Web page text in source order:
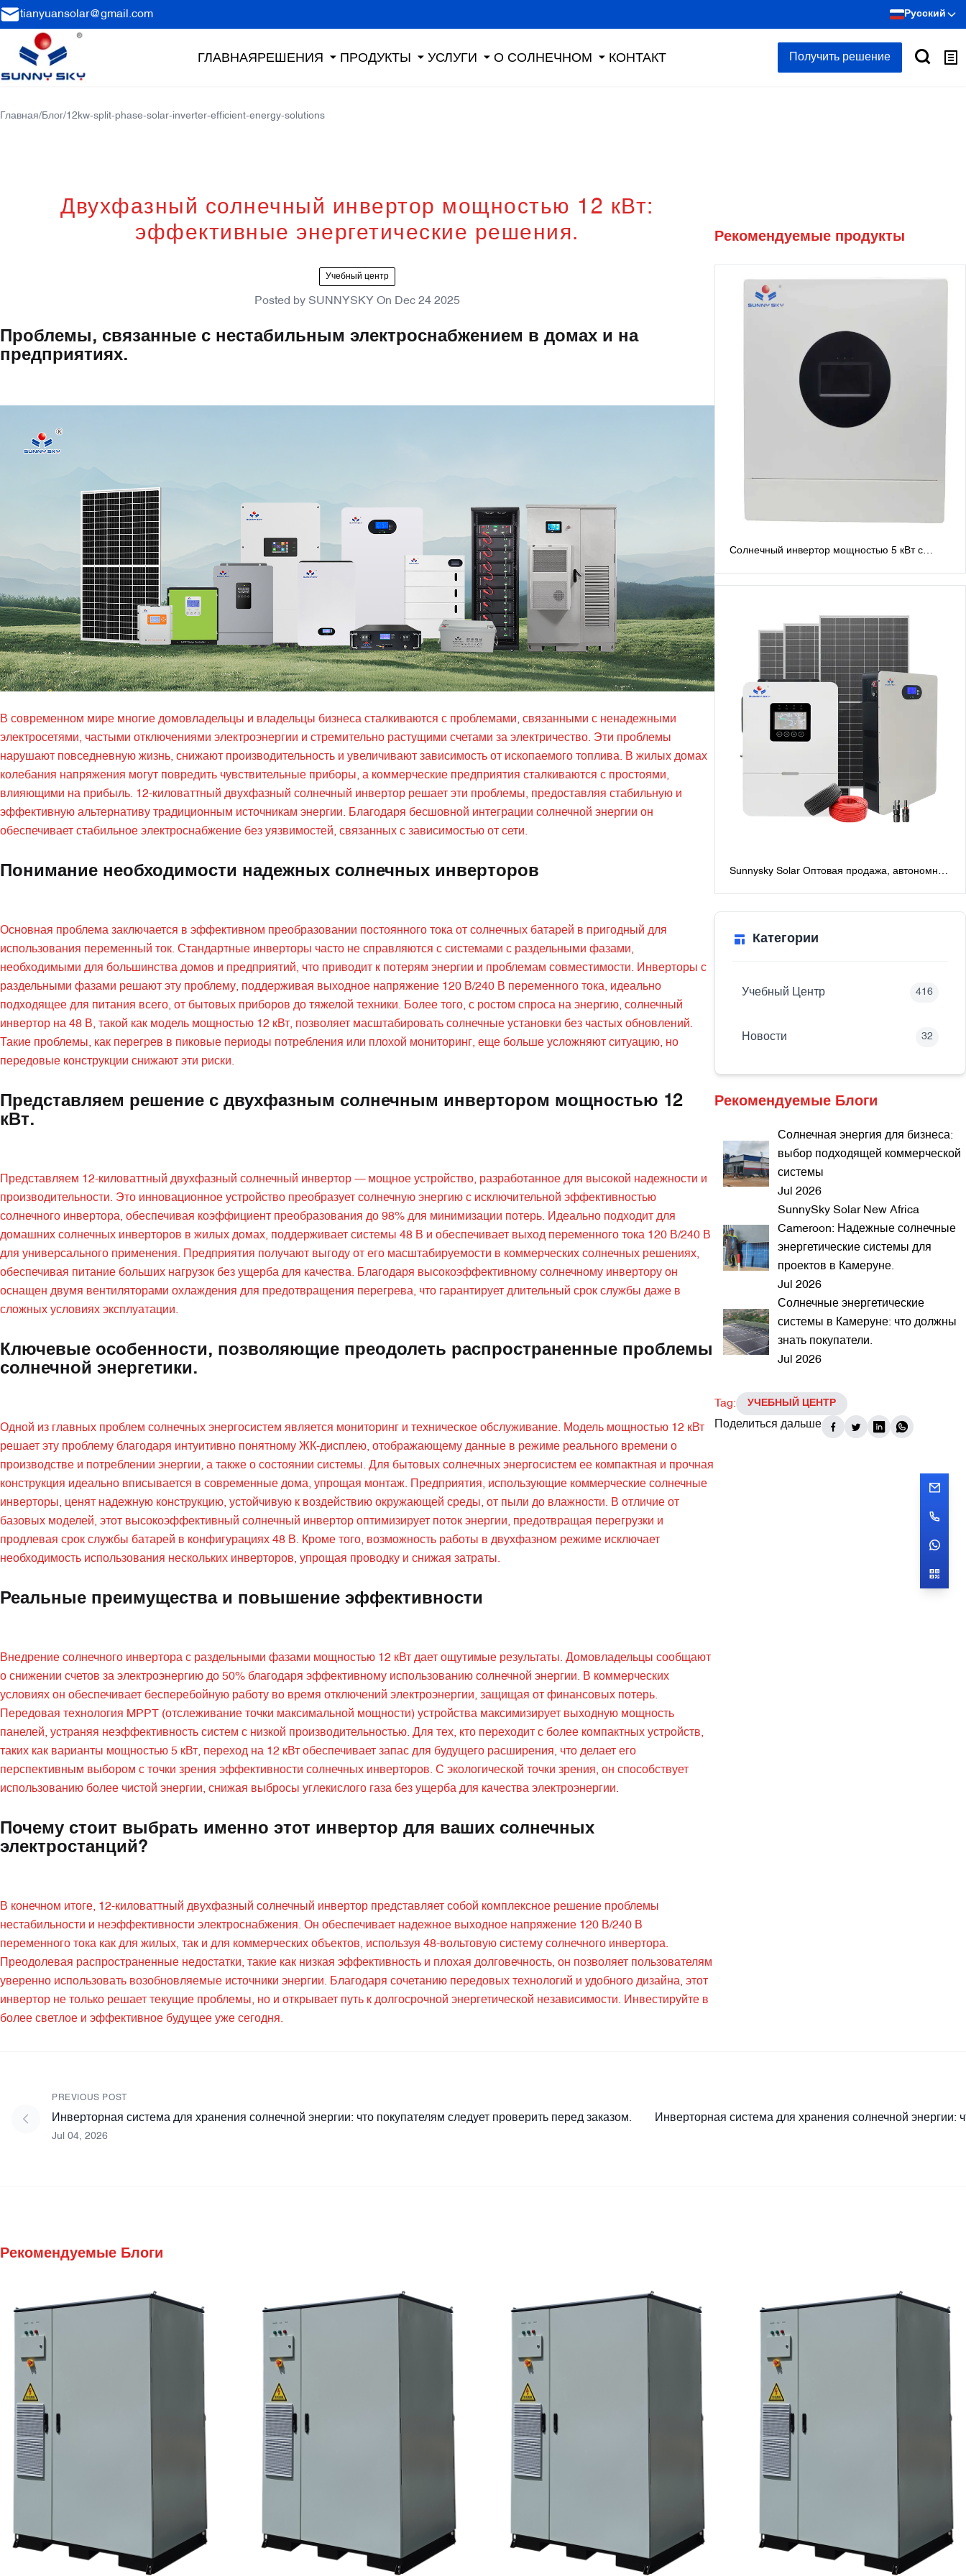
tianyuansolar@gmail.com Русский
ГЛАВНАЯРЕШЕНИЯ ПРОДУКТЫ УСЛУГИ О СОЛНЕЧНОМ КОНТАКТ Получить решение
Главная/Блог/12kw-split-phase-solar-inverter-efficient-energy-solutions
Двухфазный солнечный инвертор мощностью 12 кВт:
эффективные энергетические решения.
Учебный центр
Posted by SUNNYSKY On Dec 24 2025
Проблемы, связанные с нестабильным электроснабжением в домах и на
предприятиях.
В современном мире многие домовладельцы и владельцы бизнеса сталкиваются с проблемами, связанными с ненадежными
электросетями, частыми отключениями электроэнергии и стремительно растущими счетами за электричество. Эти проблемы
нарушают повседневную жизнь, снижают производительность и увеличивают зависимость от ископаемого топлива. В жилых домах
колебания напряжения могут повредить чувствительные приборы, а коммерческие предприятия сталкиваются с простоями,
влияющими на прибыль. 12-киловаттный двухфазный солнечный инвертор решает эти проблемы, предоставляя стабильную и
эффективную альтернативу традиционным источникам энергии. Благодаря бесшовной интеграции солнечной энергии он
обеспечивает стабильное электроснабжение без уязвимостей, связанных с зависимостью от сети.
Понимание необходимости надежных солнечных инверторов
Основная проблема заключается в эффективном преобразовании постоянного тока от солнечных батарей в пригодный для
использования переменный ток. Стандартные инверторы часто не справляются с системами с раздельными фазами,
необходимыми для большинства домов и предприятий, что приводит к потерям энергии и проблемам совместимости. Инверторы с
раздельными фазами решают эту проблему, поддерживая выходное напряжение 120 В/240 В переменного тока, идеально
подходящее для питания всего, от бытовых приборов до тяжелой техники. Более того, с ростом спроса на энергию, солнечный
инвертор на 48 В, такой как модель мощностью 12 кВт, позволяет масштабировать солнечные установки без частых обновлений.
Такие проблемы, как перегрев в пиковые периоды потребления или плохой мониторинг, еще больше усложняют ситуацию, но
передовые конструкции снижают эти риски.
Представляем решение с двухфазным солнечным инвертором мощностью 12
кВт.
Представляем 12-киловаттный двухфазный солнечный инвертор — мощное устройство, разработанное для высокой надежности и
производительности. Это инновационное устройство преобразует солнечную энергию с исключительной эффективностью
солнечного инвертора, обеспечивая коэффициент преобразования до 98% для минимизации потерь. Идеально подходит для
домашних солнечных инверторов в жилых домах, поддерживает системы 48 В и обеспечивает выход переменного тока 120 В/240 В
для универсального применения. Предприятия получают выгоду от его масштабируемости в коммерческих солнечных решениях,
обеспечивая питание больших нагрузок без ущерба для качества. Благодаря высокоэффективному солнечному инвертору он
оснащен двумя вентиляторами охлаждения для предотвращения перегрева, что гарантирует длительный срок службы даже в
сложных условиях эксплуатации.
Ключевые особенности, позволяющие преодолеть распространенные проблемы
солнечной энергетики.
Одной из главных проблем солнечных энергосистем является мониторинг и техническое обслуживание. Модель мощностью 12 кВт
решает эту проблему благодаря интуитивно понятному ЖК-дисплею, отображающему данные в режиме реального времени о
производстве и потреблении энергии, а также о состоянии системы. Для бытовых солнечных энергосистем ее компактная и прочная
конструкция идеально вписывается в современные дома, упрощая монтаж. Предприятия, использующие коммерческие солнечные
инверторы, ценят надежную конструкцию, устойчивую к воздействию окружающей среды, от пыли до влажности. В отличие от
базовых моделей, этот высокоэффективный солнечный инвертор оптимизирует поток энергии, предотвращая перегрузки и
продлевая срок службы батарей в конфигурациях 48 В. Кроме того, возможность работы в двухфазном режиме исключает
необходимость использования нескольких инверторов, упрощая проводку и снижая затраты.
Реальные преимущества и повышение эффективности
Внедрение солнечного инвертора с раздельными фазами мощностью 12 кВт дает ощутимые результаты. Домовладельцы сообщают
о снижении счетов за электроэнергию до 50% благодаря эффективному использованию солнечной энергии. В коммерческих
условиях он обеспечивает бесперебойную работу во время отключений электроэнергии, защищая от финансовых потерь.
Передовая технология MPPT (отслеживание точки максимальной мощности) устройства максимизирует выходную мощность
панелей, устраняя неэффективность систем с низкой производительностью. Для тех, кто переходит с более компактных устройств,
таких как варианты мощностью 5 кВт, переход на 12 кВт обеспечивает запас для будущего расширения, что делает его
перспективным выбором с точки зрения эффективности солнечных инверторов. С экологической точки зрения, он способствует
использованию более чистой энергии, снижая выбросы углекислого газа без ущерба для качества электроэнергии.
Почему стоит выбрать именно этот инвертор для ваших солнечных
электростанций?
В конечном итоге, 12-киловаттный двухфазный солнечный инвертор представляет собой комплексное решение проблемы
нестабильности и неэффективности электроснабжения. Он обеспечивает надежное выходное напряжение 120 В/240 В
переменного тока как для жилых, так и для коммерческих объектов, используя 48-вольтовую систему солнечного инвертора.
Преодолевая распространенные недостатки, такие как низкая эффективность и плохая долговечность, он позволяет пользователям
уверенно использовать возобновляемые источники энергии. Благодаря сочетанию передовых технологий и удобного дизайна, этот
инвертор не только решает текущие проблемы, но и открывает путь к долгосрочной энергетической независимости. Инвестируйте в
более светлое и эффективное будущее уже сегодня.
Рекомендуемые продукты
Солнечный инвертор мощностью 5 кВт с
Sunnysky Solar Оптовая продажа, автономная
системы с батареями
Категории
Учебный Центр 416
Новости 32
Рекомендуемые Блоги
Солнечная энергия для бизнеса:
выбор подходящей коммерческой
системы
Jul 2026
SunnySky Solar New Africa
Cameroon: Надежные солнечные
энергетические системы для
проектов в Камеруне.
Jul 2026
Солнечные энергетические
системы в Камеруне: что должны
знать покупатели.
Jul 2026
Tag: УЧЕБНЫЙ ЦЕНТР
Поделиться дальше
PREVIOUS POST
Инверторная система для хранения солнечной энергии: что покупателям следует проверить перед заказом.
Jul 04, 2026
Инверторная система для хранения солнечной энергии:
Рекомендуемые Блоги